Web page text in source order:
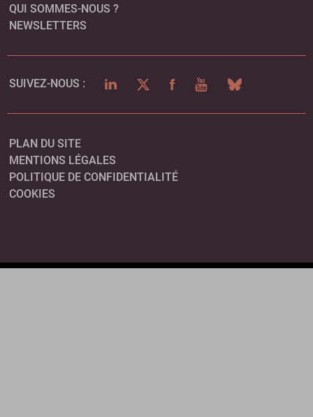
QUI SOMMES-NOUS ?
NEWSLETTERS
SUIVEZ-NOUS : LINKEDINTWITTERFACEBOOKYOUTUBEBLUESKY
PLAN DU SITE
MENTIONS LÉGALES
POLITIQUE DE CONFIDENTIALITÉ
COOKIES